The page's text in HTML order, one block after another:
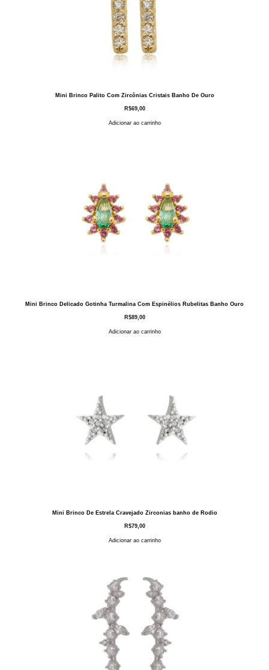
Mini Brinco Palito Com Zircônias Cristais Banho De Ouro
R$69,00
Adicionar ao carrinho
Mini Brinco Delicado Gotinha Turmalina Com Espinélios Rubelitas Banho Ouro
R$89,00
Adicionar ao carrinho
Mini Brinco De Estrela Cravejado Zirconias banho de Rodio
R$79,00
Adicionar ao carrinho